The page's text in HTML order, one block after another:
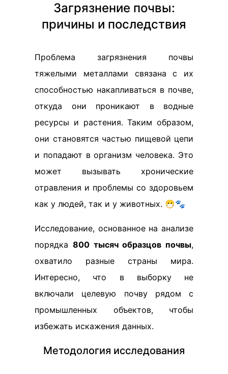
Загрязнение почвы:
причины и последствия
Проблема загрязнения почвы
тяжелыми металлами связана с их
способностью накапливаться в почве,
откуда они проникают в водные
ресурсы и растения. Таким образом,
они становятся частью пищевой цепи
и попадают в организм человека. Это
может вызывать хронические
отравления и проблемы со здоровьем
как у людей, так и у животных. 😷🐾
Исследование, основанное на анализе
порядка 800 тысяч образцов почвы,
охватило разные страны мира.
Интересно, что в выборку не
включали целевую почву рядом с
промышленных объектов, чтобы
избежать искажения данных.
Методология исследования